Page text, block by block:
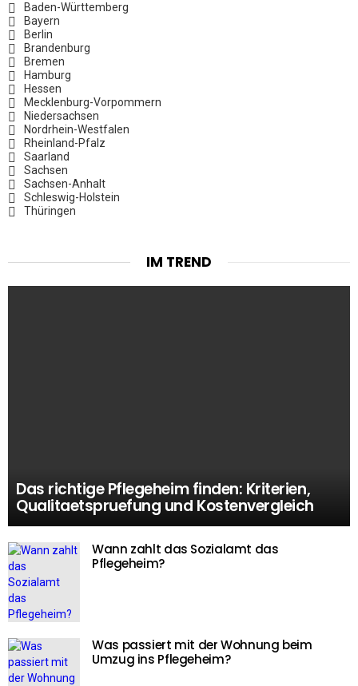
Baden-Württemberg
Bayern
Berlin
Brandenburg
Bremen
Hamburg
Hessen
Mecklenburg-Vorpommern
Niedersachsen
Nordrhein-Westfalen
Rheinland-Pfalz
Saarland
Sachsen
Sachsen-Anhalt
Schleswig-Holstein
Thüringen
IM TREND
Das richtige Pflegeheim finden: Kriterien,
Qualitaetspruefung und Kostenvergleich
Wann zahlt das Sozialamt das
Pflegeheim?
Was passiert mit der Wohnung beim
Umzug ins Pflegeheim?